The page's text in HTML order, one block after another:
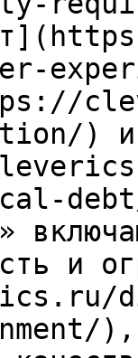
) и
и
),